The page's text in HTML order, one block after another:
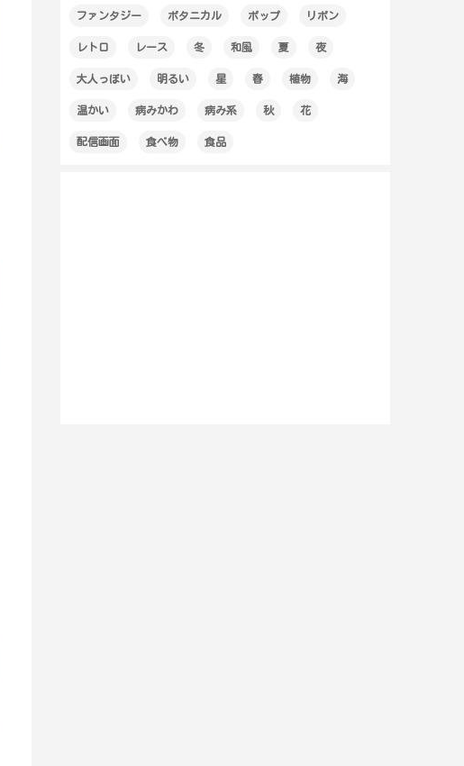
ファンタジー ボタニカル ポップ リボン
レトロ レース 冬 和風 夏 夜
大人っぽい 明るい 星 春 植物 海
温かい 病みかわ 病み系 秋 花
配信画面 食べ物 食品